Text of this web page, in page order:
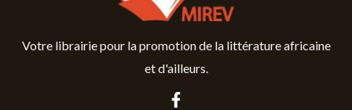
Votre librairie pour la promotion de la littérature africaine
et d'ailleurs.